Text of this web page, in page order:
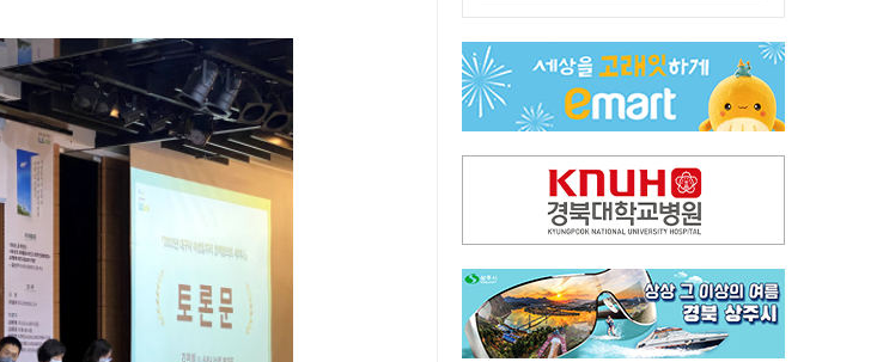
박권현 청도군수, '햇빛 연금 사업' 공약 시동걸어
통합 고속철 할인 '반짝 3년'…이후 요금 도로 오른다?
"골프채로 YG 신사옥 출입문 '쾅쾅'…20대 여성 현행범 체포"[영상]